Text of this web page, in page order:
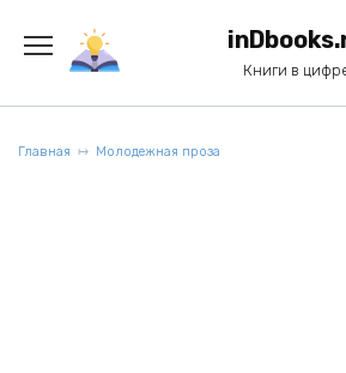
содержанию
Книги в
Главная Молодежная проза